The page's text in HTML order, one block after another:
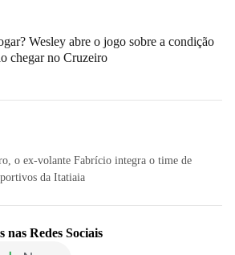
Wesley abre o jogo sobre a condição
chegar no Cruzeiro
o ex-volante Fabrício integra o time de
da Itatiaia
nas Redes Sociais